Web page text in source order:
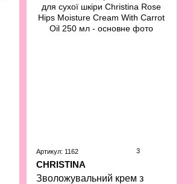
Артикул: 1162 3
CHRISTINA
Зволожувальний крем з